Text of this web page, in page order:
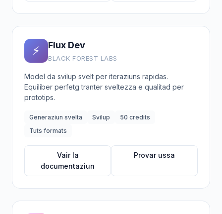
⚡ Flux Dev
BLACK FOREST LABS
Model da svilup svelt per iteraziuns rapidas.
Equiliber perfetg tranter sveltezza e qualitad per
prototips.
Generaziun svelta Svilup
50 credits
Tuts formats
Vair la
documentaziun
Provar ussa